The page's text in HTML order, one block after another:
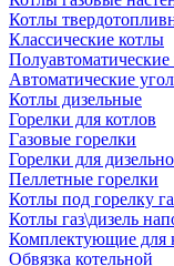
Котлы
Классические котлы
Автоматические
Котлы дизельные
Горелки для котлов
Газовые горелки
Горелки для
Пеллетные горелки
Котлы под горелку
Котлы газ\дизель
Комплектующие для
Обвязка котельной